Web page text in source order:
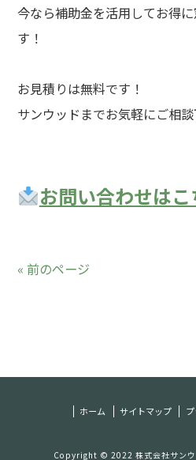
今なら補助金を活用してお得
す！
お見積りは無料です！
サンウッドまでお気軽にご相
お問い合わせはこ
« 前のページ
ホーム サイトマップ
Copyright © 2022 株式会社サン